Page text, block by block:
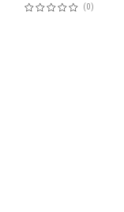
Bewertung:
0